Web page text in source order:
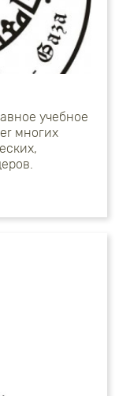
учебное
многих